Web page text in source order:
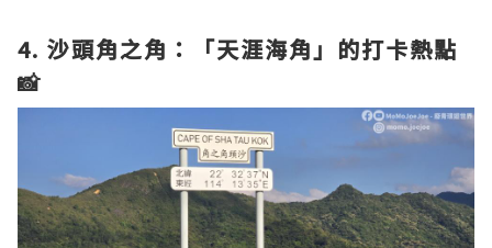
4. 沙頭角之角：「天涯海角」的打卡熱點
📸